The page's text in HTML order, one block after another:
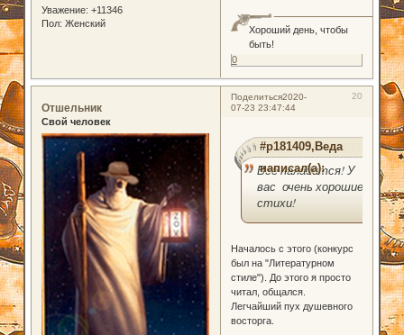
Уважение: +11346
Пол: Женский
Хороший день, чтобы
быть!
0
Поделиться 20
2020-
07-23 23:47:44
Отшельник
Свой человек
#p181409,Веда
написал(а):
Все наладится! У
вас очень хорошие
стихи!
Началось с этого (конкурс
был на "Литературном
стиле"). До этого я просто
читал, общался.
Легчайший пух душевного
восторга.